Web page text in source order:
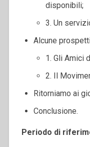
disponibili;
3. Un
Alcune
1. Gli Amici
2. Il
Ritorniamo ai
Conclusione.
Periodo di